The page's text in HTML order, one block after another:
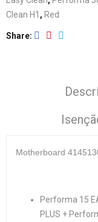
Clean H1 , Red
Share
Motherboard
Performa 15
PLUS +